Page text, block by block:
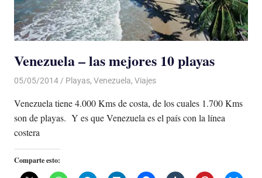
Venezuela – las mejores 10 playas
05/05/2014 Luis Castellanos
Playas, Venezuela, Viajes
Venezuela tiene 4.000 Kms de costa, de los cuales 1.700 Kms
son de playas. Y es que Venezuela es el país con la línea
costera
Comparte esto: